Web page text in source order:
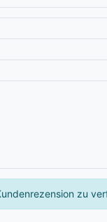
zu